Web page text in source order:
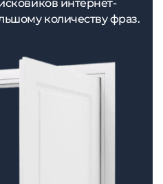
интернет-
количеству фраз.